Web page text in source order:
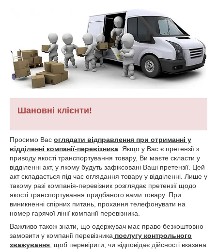
Шановні клієнти!
Просимо Вас оглядати відправлення при отриманні у
відділенні компанії-перевізника . Якщо у Вас є претензії з
приводу якості транспортування товару, Ви маєте скласти у
відділенні акт, у якому будуть зафіксовані Ваші претензії. Цей
акт складається під час оглядання товару у відділенні. Лише у
такому разі компанія-перевізник розглядає претензії щодо
якості транспортування придбаного вами товару. При
виникненні спірних питань, прохання телефонувати на
номер гарячої лінії компанії перевізника.
Важливо також знати, що одержувач має право безкоштовно
замовити у компанії перевізника послугу контрольного
зважування , щоб перевірити, чи відповідає дійсності вказана